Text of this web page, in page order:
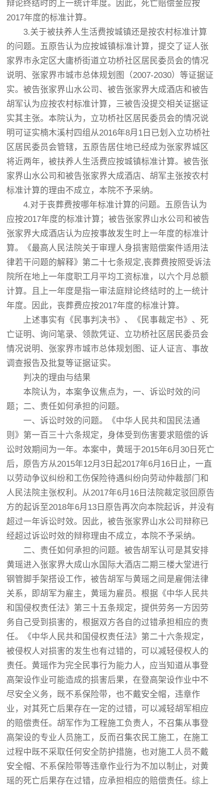
辩论终结时的上一统计年度。因此，死亡赔偿金应按
2017年度的标准计算。
3.关于被扶养人生活费按城镇还是按农村标准计算
的问题。五原告认为应按城镇标准计算，提交了证人张
家界市永定区大庸桥街道立功桥社区居民委员会的情况
说明、张家界市城市总体规划图（2007-2030）等证据证
实。被告张家界山水公司、被告张家界大成酒店和被告
胡军认为应按农村标准计算，三被告没提交相关证据证
实其主张。本院认为，立功桥社区居民委员会的情况说
明可证实楠木溪村四组从2016年8月1日已划入立功桥社
区居民委员会管辖，五原告居住地已经成为张家界城区
将近两年，被扶养人生活费应按城镇标准计算。被告张
家界山水公司和被告张家界大成酒店、胡军主张按农村
标准计算的理由不成立，本院不予采纳。
4.对于丧葬费按哪年标准计算的问题。五原告认为
应按2017年度的标准计算；被告张家界山水公司和被告
张家界大成酒店认为应按事故发生时上一年度的标准计
算。《最高人民法院关于审理人身损害赔偿案件适用法
律若干问题的解释》第二十七条规定,丧葬费按照受诉法
院所在地上一年度职工月平均工资标准，以六个月总额
计算。且上一年度是指一审法庭辩论终结时的上一统计
年度。因此，丧葬费应按2017年度的标准计算。
上述事实有《民事判决书》、《民事裁定书》、死
亡证明、询问笔录、领款凭证、立功桥社区居民委员会
情况说明、张家界市城市总体规划图、证人证言、事故
调查报告及批复等证据证实。
判决的理由与结果
本院认为，本案争议焦点为，一、诉讼时效的问
题；二、责任如何承担的问题。
一、诉讼时效的问题。《中华人民共和国民法通
则》第一百三十六条规定，身体受到伤害要求赔偿的诉
讼时效期间为一年。本案中，黄瑶于2015年6月30日死亡
后，原告方从2015年12月3日起2017年6月16日止，一直
以劳动争议纠纷和工伤保险待遇纠纷向劳动仲裁部门和
人民法院主张权利。从2017年6月16日法院裁定驳回原告
方的起诉至2018年6月13日原告再次向本院起诉，并没有
超过一年诉讼时效。因此，被告张家界山水公司辩称已
经超过诉讼时效的辩称理由不成立，本院不予采纳。
二、责任如何承担的问题。被告胡军认可是其安排
黄瑶进入张家界大成山水国际大酒店二期三楼大堂进行
钢管脚手架搭设工作，被告胡军与黄瑶之间是雇佣法律
关系，即胡军为雇主，黄瑶为雇员。根据《中华人民共
和国侵权责任法》第三十五条规定，提供劳务一方因劳
务自己受到损害的，根据双方各自的过错承担相应的责
任。《中华人民共和国侵权责任法》第二十六条规定，
被侵权人对损害的发生也有过错的，可以减轻侵权人的
责任。黄瑶作为完全民事行为能力人，应当知道从事登
高架设作业可能造成的损害后果，在登高架设作业中不
尽安全义务，既不系保险带，也不戴安全帽，违章作
业，对其死亡后果存在一定的过错，可以减轻胡军相应
的赔偿责任。胡军作为工程施工负责人，不召集从事登
高架设的专业人员施工，反而召集农民工施工，在施工
过程中既不采取任何安全防护措施，也对施工人员不戴
安全帽、不系保险带等违章作业行为不加以制止，对黄
瑶的死亡后果存在过错，应承担相应的赔偿责任。综上